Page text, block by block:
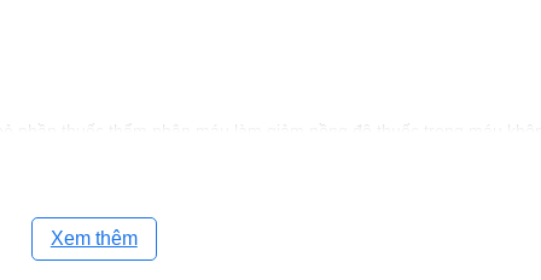
phần thuốc thẩm phân máu làm giảm nồng độ thuốc trong máu
hành máy móc hoặc lái tàu xe.
Xem thêm